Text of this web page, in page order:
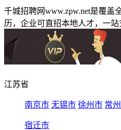
千城招聘网www.zpw.net是覆
历，企业可直招本地人才，一
江苏省
南京市 无锡市 徐州市 常
宿迁市